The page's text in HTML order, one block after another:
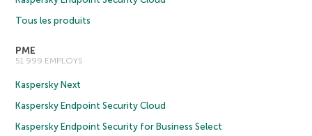
Tous les produits
PME
51 999 EMPLOYS
Kaspersky Next
Kaspersky Endpoint Security Cloud
Kaspersky Endpoint Security for Business Select